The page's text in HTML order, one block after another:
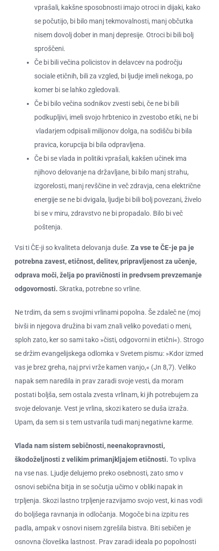
vprašali, kakšne sposobnosti imajo otroci in dijaki, kako
se počutijo, bi bilo manj tekmovalnosti, manj občutka
nisem dovolj dober in manj depresije. Otroci bi bili bolj
sproščeni.
Če bi bili večina policistov in delavcev na področju
sociale etičnih, bili za vzgled, bi ljudje imeli nekoga, po
komer bi se lahko zgledovali.
Če bi bilo večina sodnikov zvesti sebi, če ne bi bili
podkupljivi, imeli svojo hrbtenico in zvestobo etiki, ne bi
vladarjem odpisali milijonov dolga, na sodišču bi bila
pravica, korupcija bi bila odpravljena.
Če bi se vlada in politiki vprašali, kakšen učinek ima
njihovo delovanje na državljane, bi bilo manj strahu,
izgorelosti, manj revščine in več zdravja, cena električne
energije se ne bi dvigala, ljudje bi bili bolj povezani, živelo
bi se v miru, zdravstvo ne bi propadalo. Bilo bi več
poštenja.
Vsi ti ČE-ji so kvaliteta delovanja duše. Za vse te ČE-je pa je
potrebna zavest, etičnost, delitev, pripravljenost za učenje,
odprava moči, želja po pravičnosti in predvsem prevzemanje
odgovornosti. Skratka, potrebne so vrline.
Ne trdim, da sem s svojimi vrlinami popolna. Še zdaleč ne (moj
bivši in njegova družina bi vam znali veliko povedati o meni,
sploh zato, ker so sami tako »čisti, odgovorni in etični«). Strogo
se držim evangelijskega odlomka v Svetem pismu: »Kdor izmed
vas je brez greha, naj prvi vrže kamen vanjo,« (Jn 8,7). Veliko
napak sem naredila in prav zaradi svoje vesti, da moram
postati boljša, sem ostala zvesta vrlinam, ki jih potrebujem za
svoje delovanje. Vest je vrlina, skozi katero se duša izraža.
Upam, da sem si s tem ustvarila tudi manj negativne karme.
Vlada nam sistem sebičnosti, neenakopravnosti,
škodoželjnosti z velikim primanjkljajem etičnosti. To vpliva
na vse nas. Ljudje delujemo preko osebnosti, zato smo v
osnovi sebična bitja in se sočutja učimo v obliki napak in
trpljenja. Skozi lastno trpljenje razvijamo svojo vest, ki nas vodi
do boljšega ravnanja in odločanja. Mogoče bi na izpitu res
padla, ampak v osnovi nisem zgrešila bistva. Biti sebičen je
osnovna človeška lastnost. Prav zaradi ideala po popolnosti